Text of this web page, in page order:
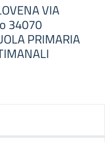
VIA
34070
PRIMARIA